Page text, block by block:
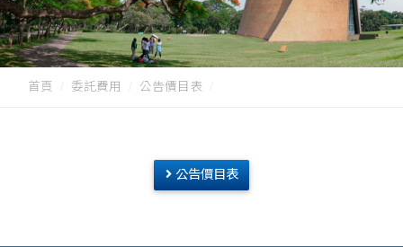
首頁 委託費用 公告價目表
公告價目表